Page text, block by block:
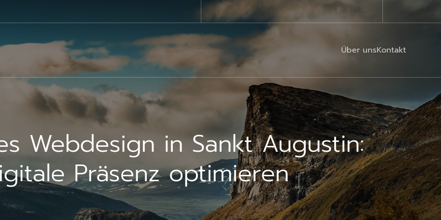
Über unsKontakt
Webdesign in Sankt Augustin:
Präsenz optimieren